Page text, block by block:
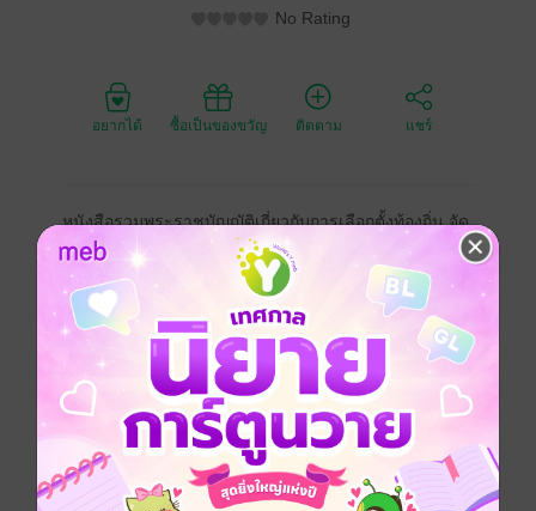
No Rating
อยากได้ ซื้อเป็นของขวัญ ติดตาม แชร์
หนังสือรวมพระราชบัญญัติเกี่ยวกับการเลือกตั้งท้องถิ่น จัด
ทำโดยได้นำ พระราชบัญญัติการเลือกตั้งสมาชิกสภาท้อง
ถิ่นหรือผู้บริหารท้องถิ่น พ.ศ.๒๕๖๒ ซึ่งเป็นพระราชบัญญัติ
ที่กำหนดหลักเกณฑ์และวิธีการได้มาซึ่งสมาชิกสภาท้อง
ถิ่นและผู้บริหารท้องถิ่น โดยวิธีการลงคะแนนเลือกตั้ง ซึ่ง
กฎหมายฉบับนี้จะเกี่ยวข้องเชื่อมโยงกับกฎหมายจัดตั้ง
องค์กรปกครองส่วนท้องถิ่น คือ พระราชบัญญัติสภาตำบล
และองค์การบริหารส่วนตำบล พ.ศ. ๒๕๓๗ แก้ไขเพิ่มเติม
ถึง (ฉบับที่ ๗) พ.ศ.๒๕๖๒ พระราชบัญญัติเทศบาล พ.ศ.
๒๔๙๖ แก้ไขเพิ่มเติมถึง (ฉบับที่ ๑๔) พ.ศ. ๒๕๖๒ พระราช
บัญญัติองค์การบริหารส่วนจังหวัด พ.ศ. ๒๕๔๐ แก้ไขเพิ่ม
เติมถึง (ฉบับที่ ๑๔) พ.ศ. ๒๕๖๒ และพระราชบัญญัติ